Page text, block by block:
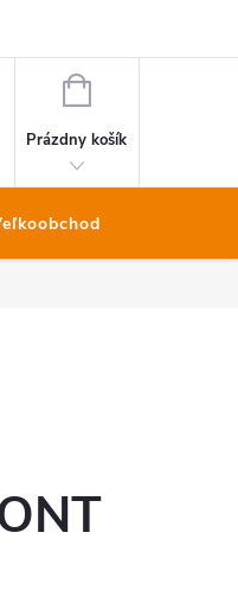
NÁKUPNÝ
Prázdny košík